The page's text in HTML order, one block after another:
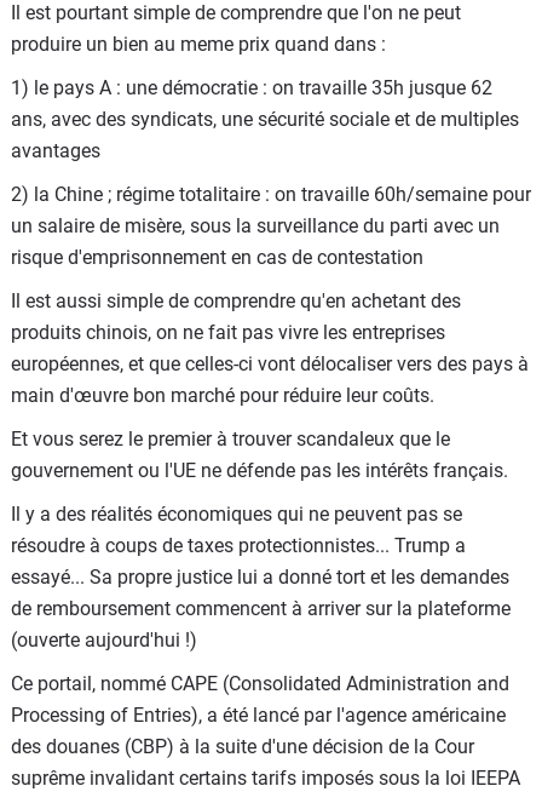
proprios de de cette dernière rencontrent. Et mis à part le
phare, c'est RAS depuis le début. Alors oui, tout n'est pas
parfait, mais on s'est mis en difficulté tout seul comme
des grands dans notre pays.
Pour moi, les difficultés que nos constructeurs nationaux
rencontrent, c'est à l'image du pays : un manque
d'investissements car c'est le bordel complet à tous les
niveaux. On aurait pu soutenir notre industrie en intégrant
Ça aurait été un formidable rempart pour protéger et
continuer à développer notre industrie, en plus de régler
définitivement le problème des retraites. Donc à un
moment donné en fait, il faut dire les choses, et
reconnaître qu'on s'est mis en difficulté tout seul comme
des grands.
Il est pourtant simple de comprendre que l'on ne peut
produire un bien au meme prix quand dans :
1) le pays A : une démocratie : on travaille 35h jusque 62
ans, avec des syndicats, une sécurité sociale et de multiples
avantages
2) la Chine ; régime totalitaire : on travaille 60h/semaine pour
un salaire de misère, sous la surveillance du parti avec un
risque d'emprisonnement en cas de contestation
Il est aussi simple de comprendre qu'en achetant des
produits chinois, on ne fait pas vivre les entreprises
européennes, et que celles-ci vont délocaliser vers des pays à
main d'œuvre bon marché pour réduire leur coûts.
Et vous serez le premier à trouver scandaleux que le
gouvernement ou l'UE ne défende pas les intérêts français.
Il y a des réalités économiques qui ne peuvent pas se
résoudre à coups de taxes protectionnistes... Trump a
essayé... Sa propre justice lui a donné tort et les demandes
de remboursement commencent à arriver sur la plateforme
(ouverte aujourd'hui !)
Ce portail, nommé CAPE (Consolidated Administration and
Processing of Entries), a été lancé par l'agence américaine
des douanes (CBP) à la suite d'une décision de la Cour
suprême invalidant certains tarifs imposés sous la loi IEEPA